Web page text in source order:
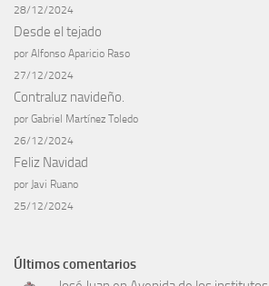
28/12/2024
Desde el tejado
por Alfonso Aparicio Raso
27/12/2024
Contraluz navideño.
por Gabriel Martínez Toledo
26/12/2024
Feliz Navidad
por Javi Ruano
25/12/2024
Últimos comentarios